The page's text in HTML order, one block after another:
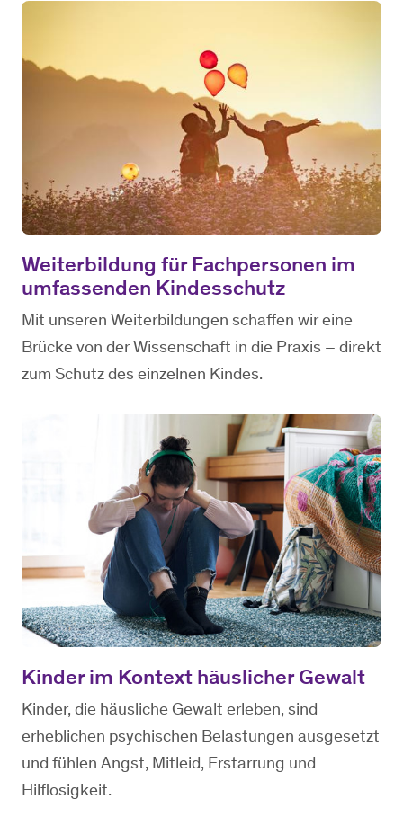
Weiterbildung für Fachpersonen im
umfassenden Kindesschutz
Mit unseren Weiterbildungen schaffen wir eine
Brücke von der Wissenschaft in die Praxis – direkt
zum Schutz des einzelnen Kindes.
Kinder im Kontext häuslicher Gewalt
Kinder, die häusliche Gewalt erleben, sind
erheblichen psychischen Belastungen ausgesetzt
und fühlen Angst, Mitleid, Erstarrung und
Hilflosigkeit.